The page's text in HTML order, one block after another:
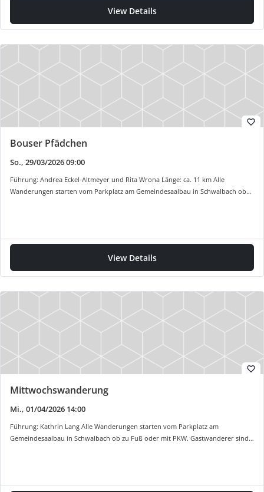
View Details
favorite_border
Bouser Pfädchen
So., 29/03/2026 09:00
Führung: Andrea Eckel-Altmeyer und Rita Wrona Länge: ca. 11 km Alle
Wanderungen starten vom Parkplatz am Gemeindesaalbau in Schwalbach ob…
View Details
favorite_border
Mittwochswanderung
Mi., 01/04/2026 14:00
Führung: Kathrin Lang Alle Wanderungen starten vom Parkplatz am
Gemeindesaalbau in Schwalbach ob zu Fuß oder mit PKW. Gastwanderer sind…